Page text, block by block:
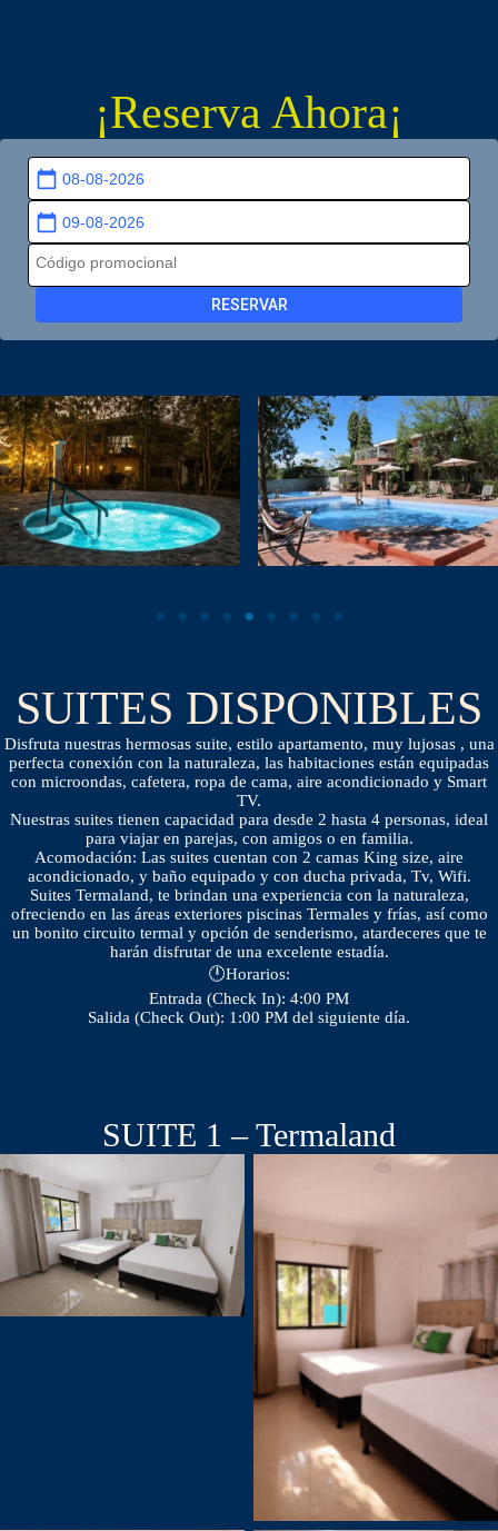
¡Reserva Ahora¡
calendar_today
calendar_today
RESERVAR
SUITES DISPONIBLES
Disfruta nuestras hermosas suite, estilo apartamento, muy lujosas , una
perfecta conexión con la naturaleza, las habitaciones están equipadas
con microondas, cafetera, ropa de cama, aire acondicionado y Smart
TV.
Nuestras suites tienen capacidad para desde 2 hasta 4 personas, ideal
para viajar en parejas, con amigos o en familia.
Acomodación: Las suites cuentan con 2 camas King size, aire
acondicionado, y baño equipado y con ducha privada, Tv, Wifi.
Suites Termaland, te brindan una experiencia con la naturaleza,
ofreciendo en las áreas exteriores piscinas Termales y frías, así como
un bonito circuito termal y opción de senderismo, atardeceres que te
harán disfrutar de una excelente estadía.
🕛Horarios:
Entrada (Check In): 4:00 PM
Salida (Check Out): 1:00 PM del siguiente día.
SUITE 1 – Termaland